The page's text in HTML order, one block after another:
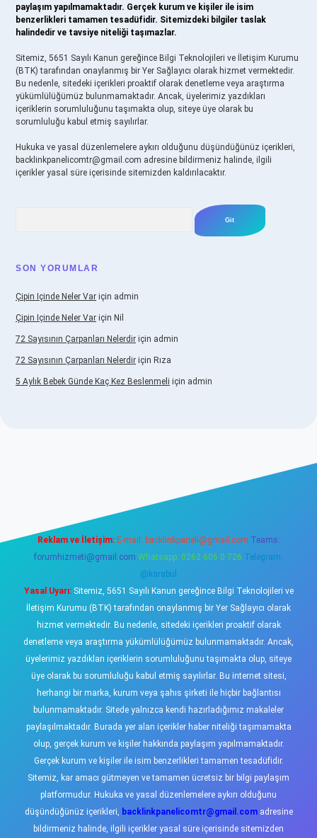
paylaşım yapılmamaktadır. Gerçek kurum ve kişiler ile isim
benzerlikleri tamamen tesadüfidir. Sitemizdeki bilgiler taslak
halindedir ve tavsiye niteliği taşımazlar.
Sitemiz, 5651 Sayılı Kanun gereğince Bilgi Teknolojileri ve İletişim Kurumu
(BTK) tarafından onaylanmış bir Yer Sağlayıcı olarak hizmet vermektedir.
Bu nedenle, sitedeki içerikleri proaktif olarak denetleme veya araştırma
yükümlülüğümüz bulunmamaktadır. Ancak, üyelerimiz yazdıkları
içeriklerin sorumluluğunu taşımakta olup, siteye üye olarak bu
sorumluluğu kabul etmiş sayılırlar.
Hukuka ve yasal düzenlemelere aykırı olduğunu düşündüğünüz içerikleri,
backlinkpanelicomtr@gmail.com adresine bildirmeniz halinde, ilgili
içerikler yasal süre içerisinde sitemizden kaldırılacaktır.
SON YORUMLAR
Çipin Içinde Neler Var için admin
Çipin Içinde Neler Var için Nil
72 Sayısının Çarpanları Nelerdir için admin
72 Sayısının Çarpanları Nelerdir için Rıza
5 Aylık Bebek Günde Kaç Kez Beslenmeli için admin
Reklam ve İletişim: E-mail: backlinkpaneli@gmail.com Teams:
forumhizmeti@gmail.com Whatsapp: 0262 606 0 726 Telegram:
@karabul
Yasal Uyarı:Sitemiz, 5651 Sayılı Kanun gereğince Bilgi Teknolojileri ve
İletişim Kurumu (BTK) tarafından onaylanmış bir Yer Sağlayıcı olarak
hizmet vermektedir. Bu nedenle, sitedeki içerikleri proaktif olarak
denetleme veya araştırma yükümlülüğümüz bulunmamaktadır. Ancak,
üyelerimiz yazdıkları içeriklerin sorumluluğunu taşımakta olup, siteye
üye olarak bu sorumluluğu kabul etmiş sayılırlar. Bu internet sitesi,
herhangi bir marka, kurum veya şahıs şirketi ile hiçbir bağlantısı
bulunmamaktadır. Sitede yalnızca kendi hazırladığımız makaleler
paylaşılmaktadır. Burada yer alan içerikler haber niteliği taşımamakta
olup, gerçek kurum ve kişiler hakkında paylaşım yapılmamaktadır.
Gerçek kurum ve kişiler ile isim benzerlikleri tamamen tesadüfidir.
Sitemiz, kar amacı gütmeyen ve tamamen ücretsiz bir bilgi paylaşım
platformudur. Hukuka ve yasal düzenlemelere aykırı olduğunu
düşündüğünüz içerikleri, backlinkpanelicomtr@gmail.comadresine
bildirmeniz halinde, ilgili içerikler yasal süre içerisinde sitemizden